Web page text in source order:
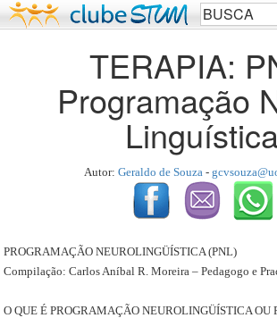
TERAPIA:
Programação
Autor: Geraldo de Souza -
PROGRAMAÇÃO NEUROLINGÜÍSTICA (PNL)
Compilação: Carlos Aníbal R. Moreira – Pedagogo e
O QUE É PROGRAMAÇÃO NEUROLINGÜÍSTICA OU